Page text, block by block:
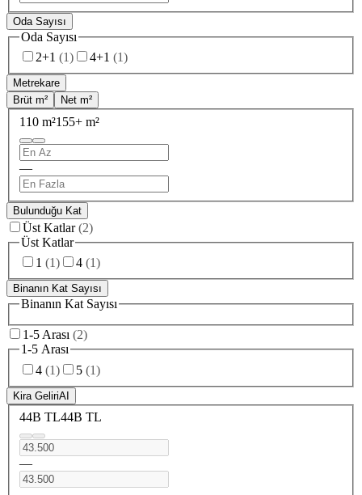
Oda Sayısı
Oda Sayısı
2+1 (1) 4+1 (1)
Metrekare
Brüt m²
Net m²
110 m²155+ m²
—
Bulunduğu Kat
Üst Katlar (2)
Üst Katlar
1 (1) 4 (1)
Binanın Kat Sayısı
Binanın Kat Sayısı
1-5 Arası (2)
1-5 Arası
4 (1) 5 (1)
Kira GeliriAI
44B TL44B TL
—